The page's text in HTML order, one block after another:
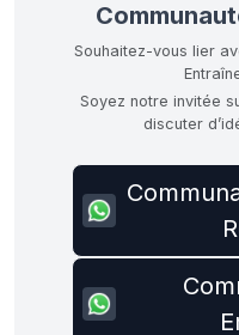
Souhaitez-vous lier
Soyez notre invitée
discuter